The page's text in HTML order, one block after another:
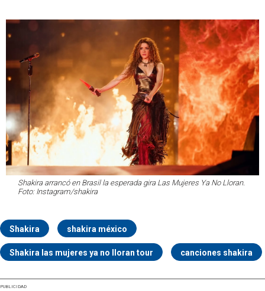
Shakira arrancó en Brasil la esperada gira Las Mujeres Ya No Lloran.
Foto: Instagram/shakira
Shakira shakira méxico
Shakira las mujeres ya no lloran tour canciones shakira
PUBLICIDAD